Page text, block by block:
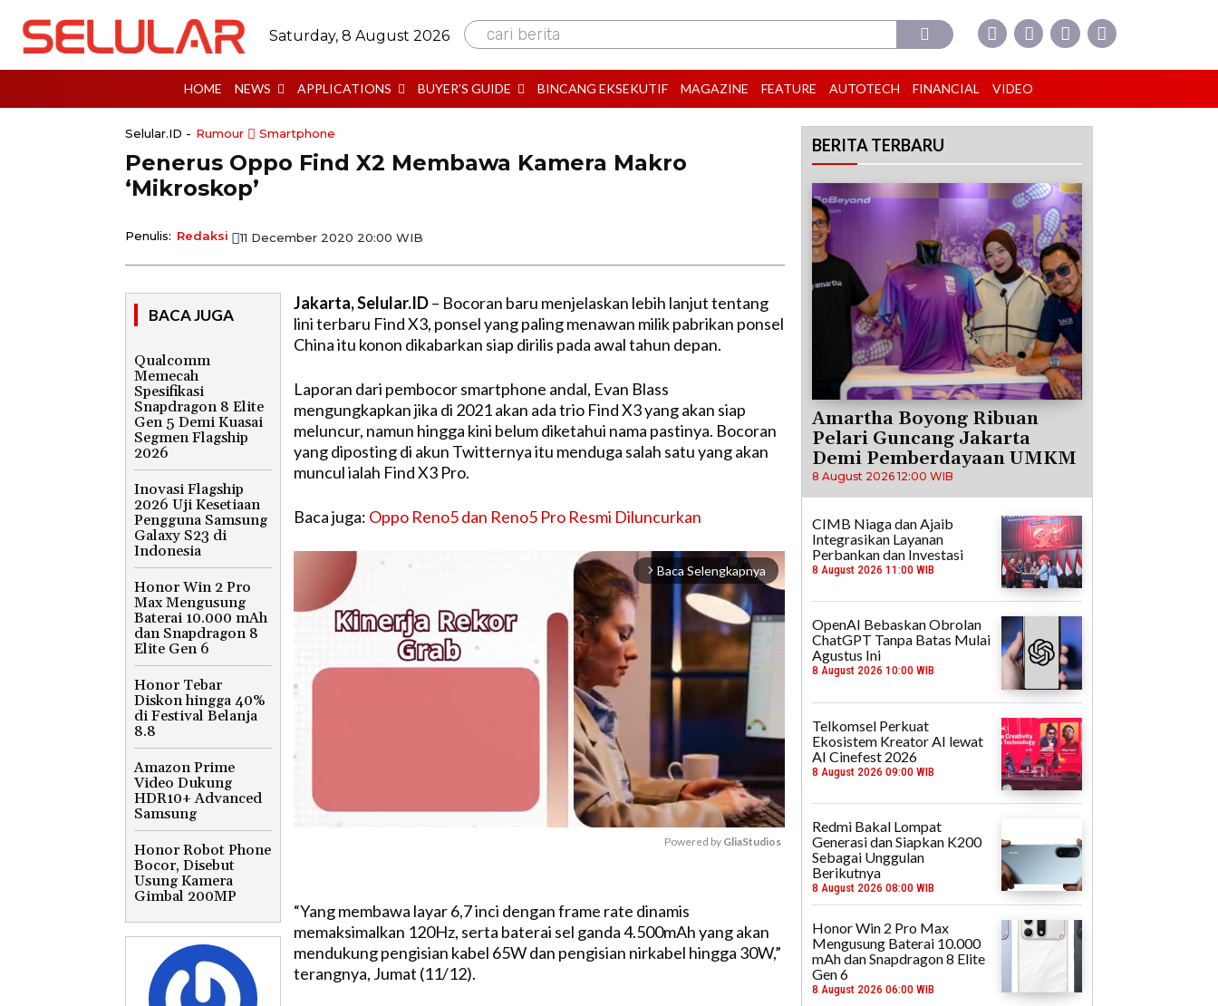
Saturday, 8 August 2026 cari berita
HOME NEWS APPLICATIONS BUYER’S GUIDE BINCANG EKSEKUTIF MAGAZINE FEATURE AUTOTECH FINANCIAL VIDEO
Selular.ID - Rumour Smartphone
Penerus Oppo Find X2 Membawa Kamera Makro
‘Mikroskop’
Penulis: Redaksi 11 December 2020 20:00 WIB
BACA JUGA
Qualcomm
Memecah
Spesifikasi
Snapdragon 8 Elite
Gen 5 Demi Kuasai
Segmen Flagship
2026
Inovasi Flagship
2026 Uji Kesetiaan
Pengguna Samsung
Galaxy S23 di
Indonesia
Honor Win 2 Pro
Max Mengusung
Baterai 10.000 mAh
dan Snapdragon 8
Elite Gen 6
Honor Tebar
Diskon hingga 40%
di Festival Belanja
8.8
Amazon Prime
Video Dukung
HDR10+ Advanced
Samsung
Honor Robot Phone
Bocor, Disebut
Usung Kamera
Gimbal 200MP
Jakarta, Selular.ID– Bocoran baru menjelaskan lebih lanjut tentang
lini terbaru Find X3, ponsel yang paling menawan milik pabrikan ponsel
China itu konon dikabarkan siap dirilis pada awal tahun depan.
Laporan dari pembocor smartphone andal, Evan Blass
mengungkapkan jika di 2021 akan ada trio Find X3 yang akan siap
meluncur, namun hingga kini belum diketahui nama pastinya. Bocoran
yang diposting di akun Twitternya itu menduga salah satu yang akan
muncul ialah Find X3 Pro.
Baca juga: Oppo Reno5 dan Reno5 Pro Resmi Diluncurkan
arrow_forward_ios Baca Selengkapnya
t
Powered by GliaStudios
“Yang membawa layar 6,7 inci dengan frame rate dinamis
memaksimalkan 120Hz, serta baterai sel ganda 4.500mAh yang akan
mendukung pengisian kabel 65W dan pengisian nirkabel hingga 30W,”
terangnya, Jumat (11/12).
BERITA TERBARU
Amartha Boyong Ribuan
Pelari Guncang Jakarta
Demi Pemberdayaan UMKM
8 August 2026 12:00 WIB
CIMB Niaga dan Ajaib
Integrasikan Layanan
Perbankan dan Investasi
8 August 2026 11:00 WIB
OpenAI Bebaskan Obrolan
ChatGPT Tanpa Batas Mulai
Agustus Ini
8 August 2026 10:00 WIB
Telkomsel Perkuat
Ekosistem Kreator AI lewat
AI Cinefest 2026
8 August 2026 09:00 WIB
Redmi Bakal Lompat
Generasi dan Siapkan K200
Sebagai Unggulan
Berikutnya
8 August 2026 08:00 WIB
Honor Win 2 Pro Max
Mengusung Baterai 10.000
mAh dan Snapdragon 8 Elite
Gen 6
8 August 2026 06:00 WIB